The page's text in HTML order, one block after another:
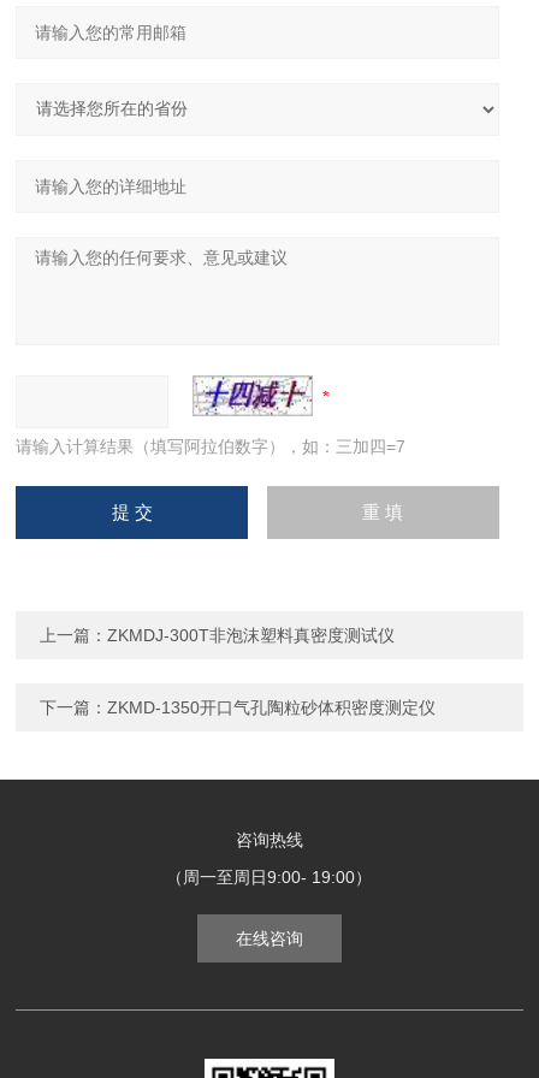
请输入计算结果（填写阿拉伯数字），如：三加四=7
上一篇：ZKMDJ-300T非泡沫塑料真密度测试仪
下一篇：ZKMD-1350开口气孔陶粒砂体积密度测定仪
咨询热线
（周一至周日9:00- 19:00）
在线咨询